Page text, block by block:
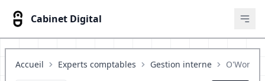
Cabinet Digital
Accueil Experts comptables Gestion interne O'Work